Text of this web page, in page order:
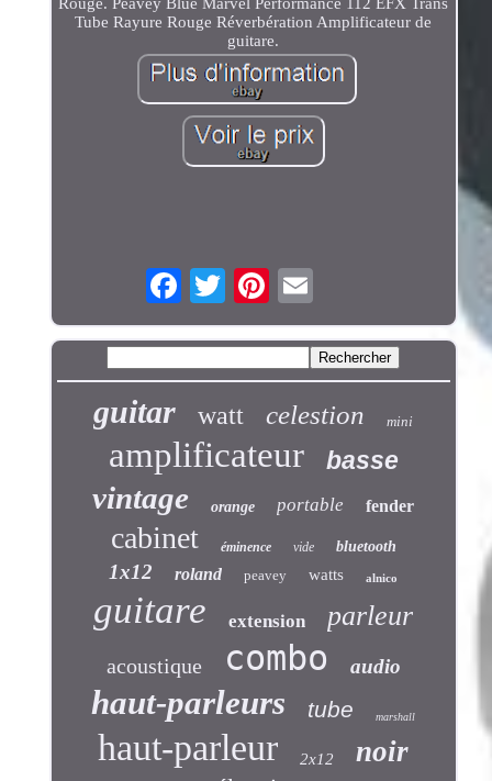
Rouge. Peavey Blue Marvel Performance 112 EFX Trans
Tube Rayure Rouge Réverbération Amplificateur de
guitare.
guitar watt celestion mini
amplificateur basse
vintage orange portable fender
cabinet éminence vide bluetooth
1x12 roland peavey watts alnico
guitare extension parleur
acoustique combo audio
haut-parleurs tube marshall
haut-parleur 2x12 noir